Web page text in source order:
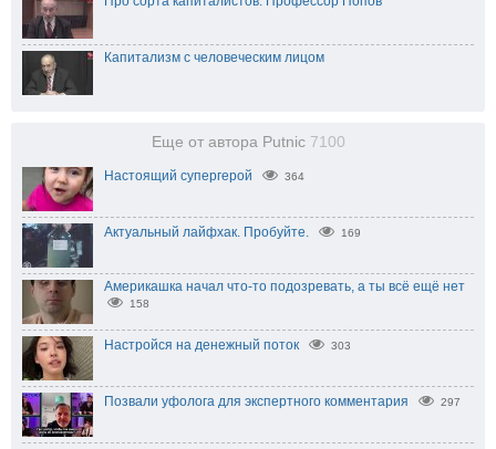
Капитализм с человеческим лицом
Еще от автора Putnic 7100
Настоящий супергерой 364
Актуальный лайфхак. Пробуйте. 169
Америкашка начал что-то подозревать, а ты всё ещё нет
158
Настройся на денежный поток 303
Позвали уфолога для экспертного комментария 297